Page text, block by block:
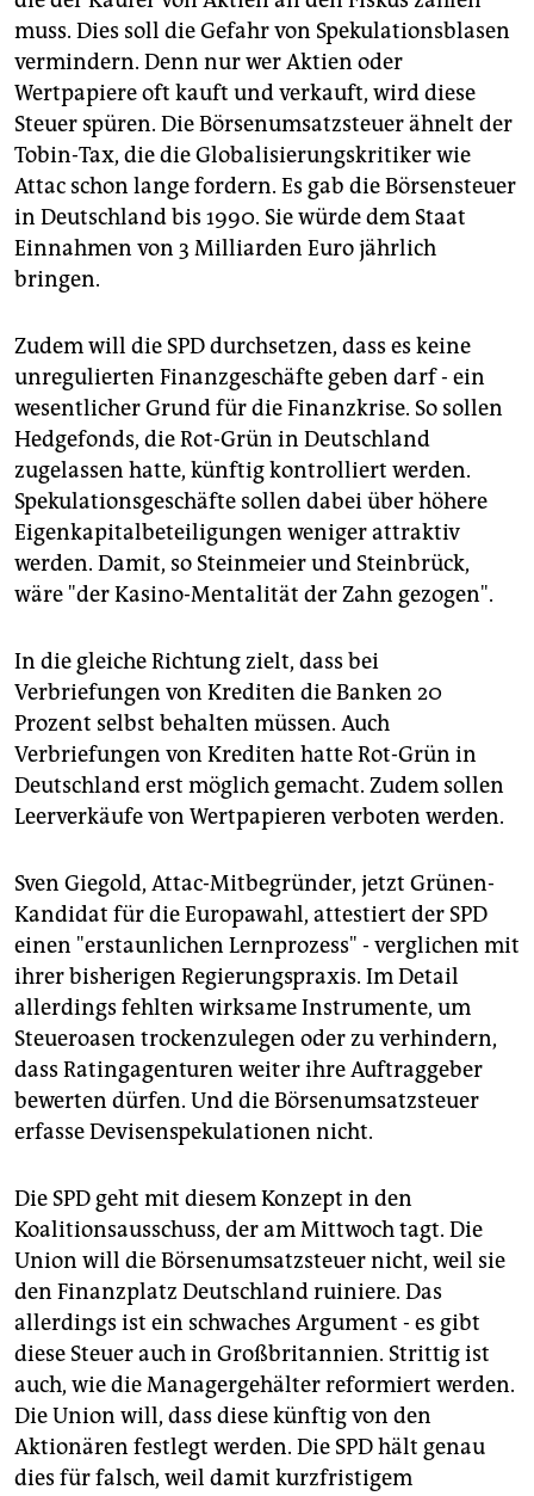
muss. Dies soll die Gefahr von Spekulationsblasen
vermindern. Denn nur wer Aktien oder
Wertpapiere oft kauft und verkauft, wird diese
Steuer spüren. Die Börsenumsatzsteuer ähnelt der
Tobin-Tax, die die Globalisierungskritiker wie
Attac schon lange fordern. Es gab die Börsensteuer
in Deutschland bis 1990. Sie würde dem Staat
Einnahmen von 3 Milliarden Euro jährlich
bringen.
Zudem will die SPD durchsetzen, dass es keine
unregulierten Finanzgeschäfte geben darf - ein
wesentlicher Grund für die Finanzkrise. So sollen
Hedgefonds, die Rot-Grün in Deutschland
zugelassen hatte, künftig kontrolliert werden.
Spekulationsgeschäfte sollen dabei über höhere
Eigenkapitalbeteiligungen weniger attraktiv
werden. Damit, so Steinmeier und Steinbrück,
wäre "der Kasino-Mentalität der Zahn gezogen".
In die gleiche Richtung zielt, dass bei
Verbriefungen von Krediten die Banken 20
Prozent selbst behalten müssen. Auch
Verbriefungen von Krediten hatte Rot-Grün in
Deutschland erst möglich gemacht. Zudem sollen
Leerverkäufe von Wertpapieren verboten werden.
Sven Giegold, Attac-Mitbegründer, jetzt Grünen-
Kandidat für die Europawahl, attestiert der SPD
einen "erstaunlichen Lernprozess" - verglichen mit
ihrer bisherigen Regierungspraxis. Im Detail
allerdings fehlten wirksame Instrumente, um
Steueroasen trockenzulegen oder zu verhindern,
dass Ratingagenturen weiter ihre Auftraggeber
bewerten dürfen. Und die Börsenumsatzsteuer
erfasse Devisenspekulationen nicht.
Die SPD geht mit diesem Konzept in den
Koalitionsausschuss, der am Mittwoch tagt. Die
Union will die Börsenumsatzsteuer nicht, weil sie
den Finanzplatz Deutschland ruiniere. Das
allerdings ist ein schwaches Argument - es gibt
diese Steuer auch in Großbritannien. Strittig ist
auch, wie die Managergehälter reformiert werden.
Die Union will, dass diese künftig von den
Aktionären festlegt werden. Die SPD hält genau
dies für falsch, weil damit kurzfristigem